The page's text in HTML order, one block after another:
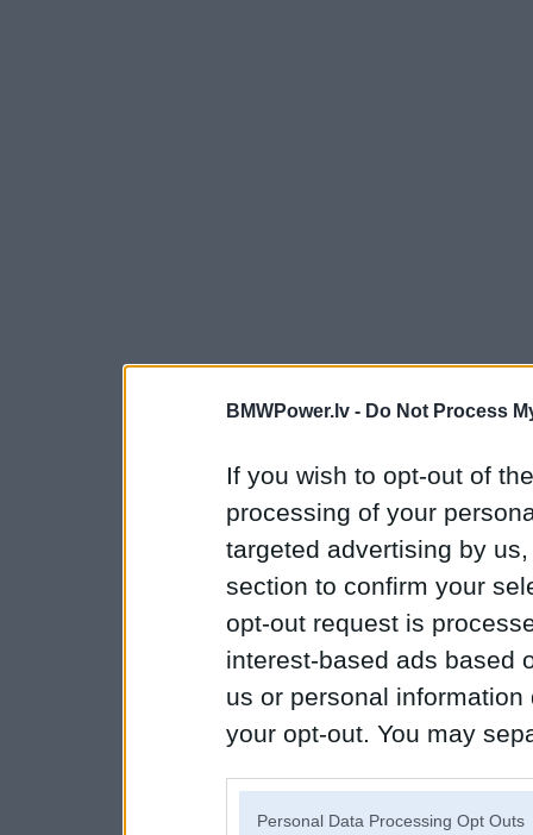
BMWPower.lv - Do Not Process
If you wish to opt-out of
processing of your
targeted advertising by
section to confirm your
opt-out request is
interest-based ads based
us or personal
your opt-out. You may
Personal Data Processing Opt Outs